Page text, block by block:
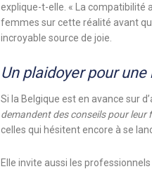
explique-t-elle. « La compatibilité
femmes sur cette réalité avant
incroyable source de joie.
Un plaidoyer pour
Si la Belgique est en avance sur
demandent des conseils pour leur
celles qui hésitent encore à se
Elle invite aussi les